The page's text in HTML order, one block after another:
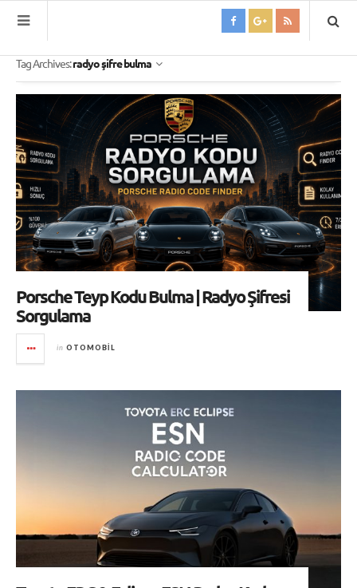
Tag Archives:radyo şifre bulma
Porsche Teyp Kodu Bulma | Radyo Şifresi
Sorgulama
in OTOMOBIL